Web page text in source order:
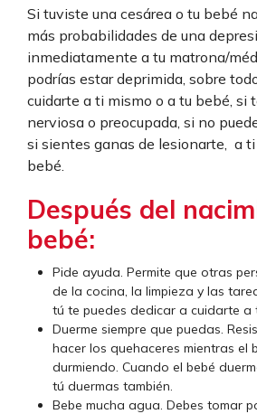
Si tuviste una cesárea o tu bebé
más probabilidades de una
inmediatamente a tu matrona/
podrías estar deprimida, sobre
cuidarte a ti mismo o a tu bebé, si
nerviosa o preocupada, si no
si sientes ganas de lesionarte, a
bebé.
Después del
bebé:
Pide ayuda. Permite que otras
de la cocina, la limpieza y las
tú te puedes dedicar a cuidarte a
Duerme siempre que puedas.
hacer los quehaceres mientras el
durmiendo. Cuando el bebé
tú duermas también.
Bebe mucha agua. Debes tomar